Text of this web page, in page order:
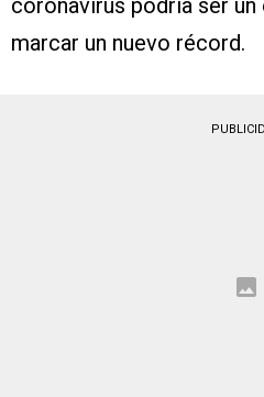
coronavirus podría ser
marcar un nuevo récord.